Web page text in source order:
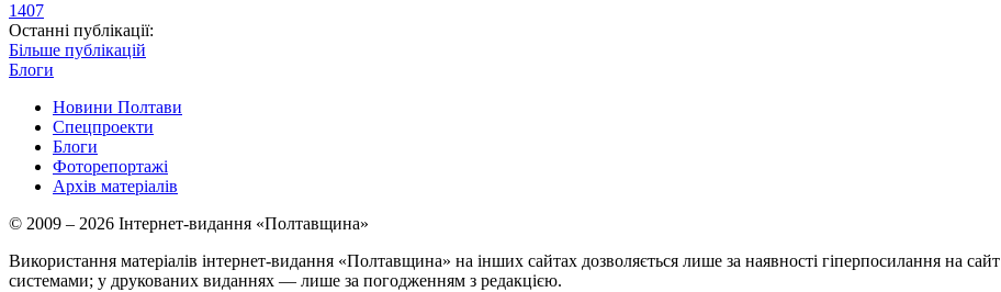
1407
Останні публікації:
Більше публікацій
Блоги
Новини Полтави
Спецпроекти
Блоги
Фоторепортажі
Архів матеріалів
© 2009 – 2026 Інтернет-видання «Полтавщина»
Використання матеріалів інтернет-видання «Полтавщина» на інших сайтах дозволяється лише за наявності гіперпосилання на сайт
системами; у друкованих виданнях — лише за погодженням з редакцією.